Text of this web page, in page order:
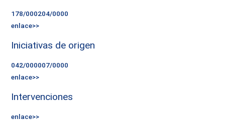
178/000204/0000
enlace>>
Iniciativas de origen
042/000007/0000
enlace>>
Intervenciones
enlace>>